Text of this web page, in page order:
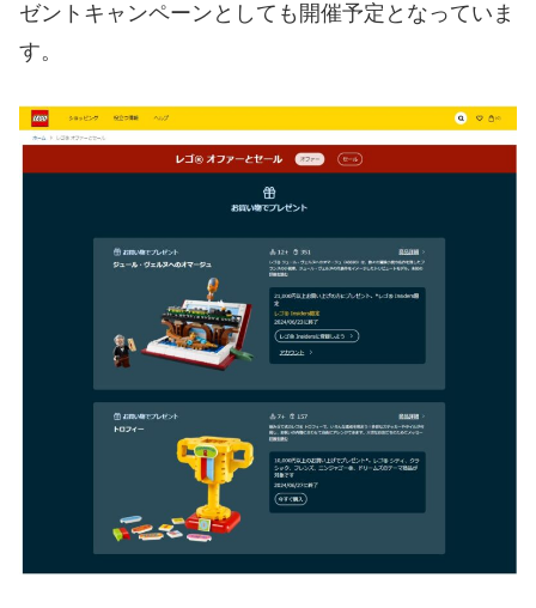
ゼントキャンペーンとしても開催予定となっていま
す。